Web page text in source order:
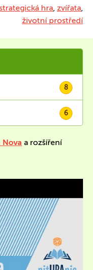
hra, zvířata,
životní prostředí
8
6
Nova a rozšíření